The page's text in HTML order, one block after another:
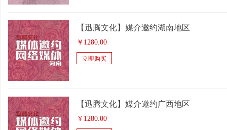
【迅腾文化】媒介邀约湖南地区
￥ 1280.00
立即购买
【迅腾文化】媒介邀约广西地区
￥ 1280.00